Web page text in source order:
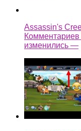
как взломать